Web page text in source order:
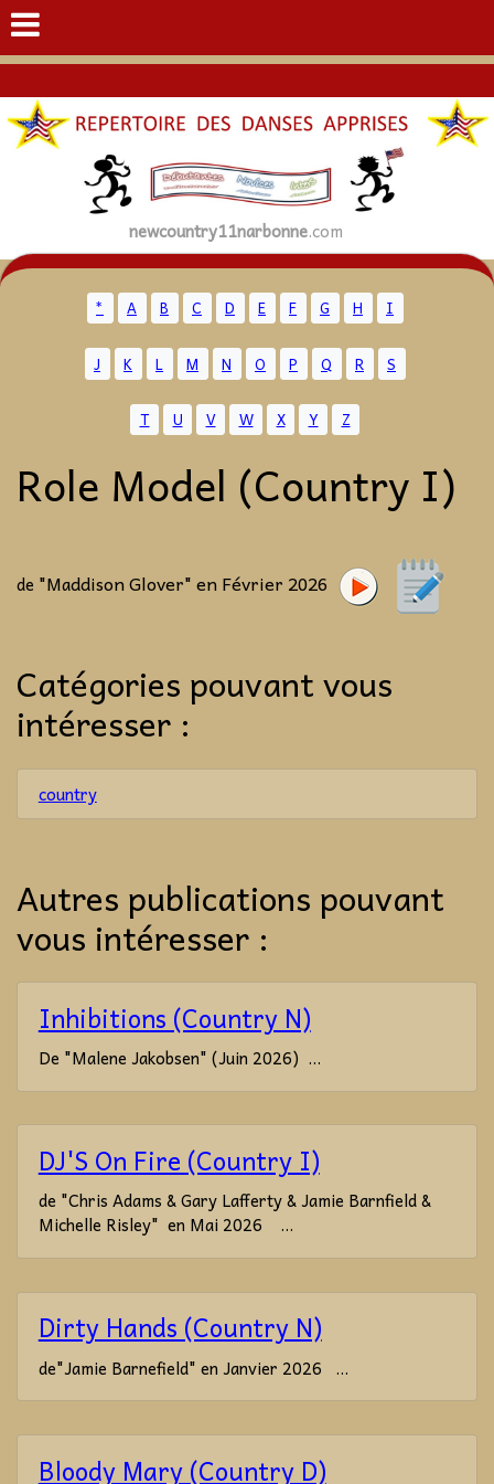
newcountry11narbonne.com
* A B C D E F G H I
J K L M N O P Q R S
T U V W X Y Z
Role Model (Country I)
de "Maddison Glover" en Février 2026
Catégories pouvant vous
intéresser :
country
Autres publications pouvant
vous intéresser :
Inhibitions (Country N)
De "Malene Jakobsen" (Juin 2026) ...
DJ'S On Fire (Country I)
de "Chris Adams & Gary Lafferty & Jamie Barnfield &
Michelle Risley" en Mai 2026 ...
Dirty Hands (Country N)
de"Jamie Barnefield" en Janvier 2026 ...
Bloody Mary (Country D)